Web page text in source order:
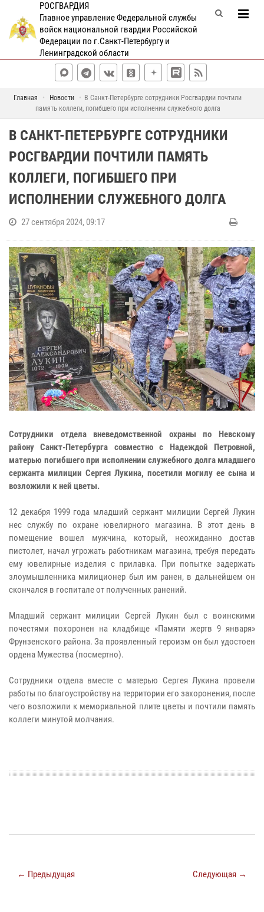
РОСГВАРДИЯ
Главное управление Федеральной службы
войск национальной гвардии Российской
Федерации по г.Санкт-Петербургу и
Ленинградской области
Главная Новости
В Санкт-Петербурге сотрудники Росгвардии почтили
память коллеги, погибшего при исполнении служебного долга
В САНКТ-ПЕТЕРБУРГЕ СОТРУДНИКИ
РОСГВАРДИИ ПОЧТИЛИ ПАМЯТЬ
КОЛЛЕГИ, ПОГИБШЕГО ПРИ
ИСПОЛНЕНИИ СЛУЖЕБНОГО ДОЛГА
27 сентября 2024, 09:17
Сотрудники отдела вневедомственной охраны по Невскому
району Санкт-Петербурга совместно с Надеждой Петровной,
матерью погибшего при исполнении служебного долга младшего
сержанта милиции Сергея Лукина, посетили могилу ее сына и
возложили к ней цветы.
12 декабря 1999 года младший сержант милиции Сергей Лукин
нес службу по охране ювелирного магазина. В этот день в
помещение вошел мужчина, который, неожиданно достав
пистолет, начал угрожать работникам магазина, требуя передать
ему ювелирные изделия с прилавка. При попытке задержать
злоумышленника милиционер был им ранен, в дальнейшем он
скончался в госпитале от полученных ранений.
Младший сержант милиции Сергей Лукин был с воинскими
почестями похоронен на кладбище «Памяти жертв 9 января»
Фрунзенского района. За проявленный героизм он был удостоен
ордена Мужества (посмертно).
Cотрудники отдела вместе с матерью Сергея Лукина провели
работы по благоустройству на территории его захоронения, после
чего возложили к мемориальной плите цветы и почтили память
коллеги минутой молчания.​​​​​​​
← Предыдущая Следующая →